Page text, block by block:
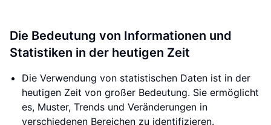
Die Bedeutung von Informationen und
Statistiken in der heutigen Zeit
Die Verwendung von statistischen Daten ist in der
heutigen Zeit von großer Bedeutung. Sie ermöglicht
es, Muster, Trends und Veränderungen in
verschiedenen Bereichen zu identifizieren.